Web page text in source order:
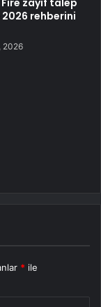
zayıf talep
rehberini
2026
* ile